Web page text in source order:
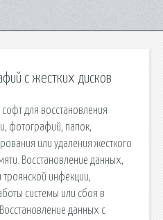
с жестких дисков
для восстановления
фотографий, папок,
или удаления жесткого
Восстановление данных,
троянской инфекции,
системы или сбоя в
данных с